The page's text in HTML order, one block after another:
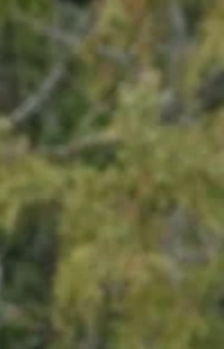
treści i reklam, aby
witryny, udostępniamy
danymi otrzymanymi od
podstawowych funkcji
umożliwiających